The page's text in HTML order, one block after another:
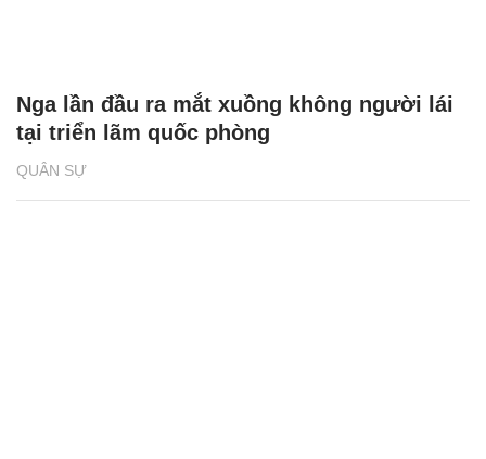
QUÂN SỰ
Nga lần đầu ra mắt xuồng không người lái
tại triển lãm quốc phòng